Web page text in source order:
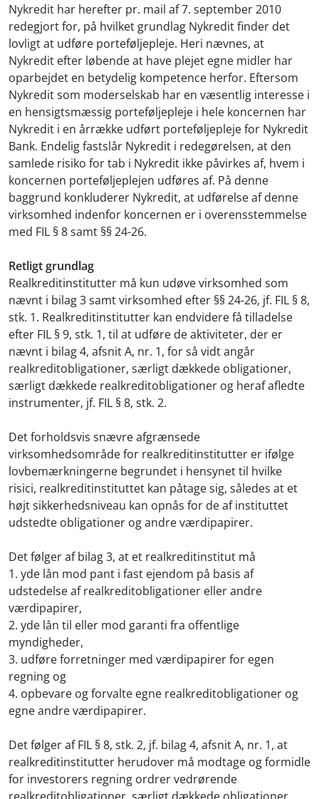
Nykredit har herefter pr. mail af 7. september 2010
redegjort for, på hvilket grundlag Nykredit finder det
lovligt at udføre porteføljepleje. Heri nævnes, at
Nykredit efter løbende at have plejet egne midler har
oparbejdet en betydelig kompetence herfor. Eftersom
Nykredit som moderselskab har en væsentlig interesse i
en hensigtsmæssig porteføljepleje i hele koncernen har
Nykredit i en årrække udført porteføljepleje for Nykredit
Bank. Endelig fastslår Nykredit i redegørelsen, at den
samlede risiko for tab i Nykredit ikke påvirkes af, hvem i
koncernen porteføljeplejen udføres af. På denne
baggrund konkluderer Nykredit, at udførelse af denne
virksomhed indenfor koncernen er i overensstemmelse
med FIL § 8 samt §§ 24-26.
Retligt grundlag
Realkreditinstitutter må kun udøve virksomhed som
nævnt i bilag 3 samt virksomhed efter §§ 24-26, jf. FIL § 8,
stk. 1. Realkreditinstitutter kan endvidere få tilladelse
efter FIL § 9, stk. 1, til at udføre de aktiviteter, der er
nævnt i bilag 4, afsnit A, nr. 1, for så vidt angår
realkreditobligationer, særligt dækkede obligationer,
særligt dækkede realkreditobligationer og heraf afledte
instrumenter, jf. FIL § 8, stk. 2.
Det forholdsvis snævre afgrænsede
virksomhedsområde for realkreditinstitutter er ifølge
lovbemærkningerne begrundet i hensynet til hvilke
risici, realkreditinstituttet kan påtage sig, således at et
højt sikkerhedsniveau kan opnås for de af instituttet
udstedte obligationer og andre værdipapirer.
Det følger af bilag 3, at et realkreditinstitut må
1. yde lån mod pant i fast ejendom på basis af
udstedelse af realkreditobligationer eller andre
værdipapirer,
2. yde lån til eller mod garanti fra offentlige
myndigheder,
3. udføre forretninger med værdipapirer for egen
regning og
4. opbevare og forvalte egne realkreditobligationer og
egne andre værdipapirer.
Det følger af FIL § 8, stk. 2, jf. bilag 4, afsnit A, nr. 1, at
realkreditinstitutter herudover må modtage og formidle
for investorers regning ordrer vedrørende
realkreditobligationer, særligt dækkede obligationer,